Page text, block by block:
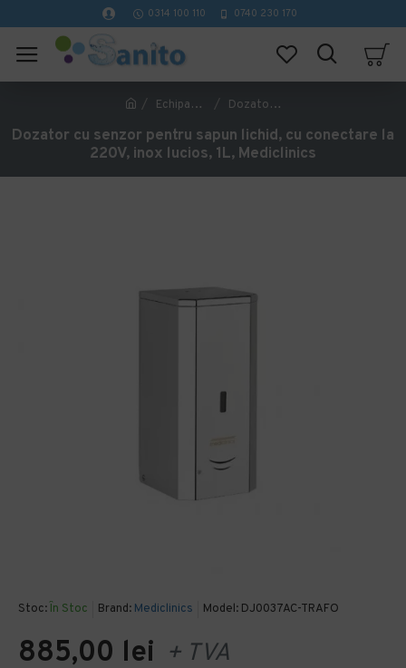
0314 100 110 0740 230 170
Echipamente pentru persoane cu dizabilitati Dozator cu senzor pentru sapun lichid, cu conectare la 220V, inox lucios, 1L, Mediclinics
Dozator cu senzor pentru sapun lichid, cu conectare la
220V, inox lucios, 1L, Mediclinics
Stoc: În Stoc Brand: Mediclinics Model: DJ0037AC-TRAFO
885,00 lei + TVA